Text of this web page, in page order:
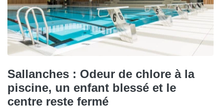
Sallanches : Odeur de chlore à la
piscine, un enfant blessé et le
centre reste fermé